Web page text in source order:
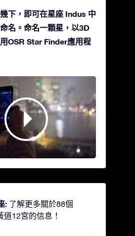
下，即可在星座 Indus 中
名。命名一顆星，以3D
OSR Star Finder應用程
: 了解更多關於88個
道12宮的信息！